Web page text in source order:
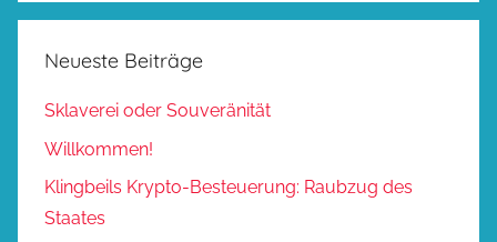
Neueste Beiträge
Sklaverei oder Souveränität
Willkommen!
Klingbeils Krypto-Besteuerung: Raubzug des
Staates